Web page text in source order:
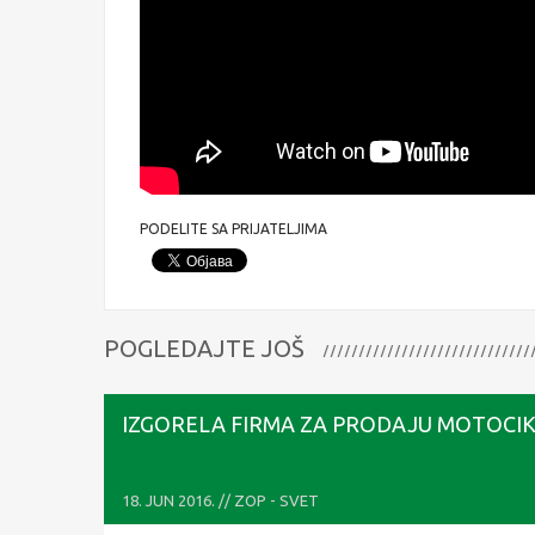
PODELITE SA PRIJATELJIMA
POGLEDAJTE JOŠ
IZGORELA FIRMA ZA PRODAJU
18. JUN 2016. // ZOP - SVET